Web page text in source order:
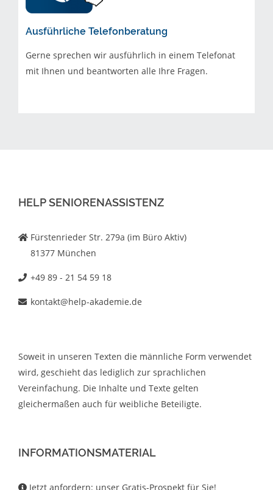
Ausführliche Telefonberatung
Gerne sprechen wir ausführlich in einem Telefonat
mit Ihnen und beantworten alle Ihre Fragen.
HELP SENIORENASSISTENZ
Fürstenrieder Str. 279a (im Büro Aktiv)
81377 München
+49 89 - 21 54 59 18
kontakt@help-akademie.de
Soweit in unseren Texten die männliche Form verwendet
wird, geschieht das lediglich zur sprachlichen
Vereinfachung. Die Inhalte und Texte gelten
gleichermaßen auch für weibliche Beteiligte.
INFORMATIONSMATERIAL
Jetzt anfordern: unser Gratis-Prospekt für Sie!